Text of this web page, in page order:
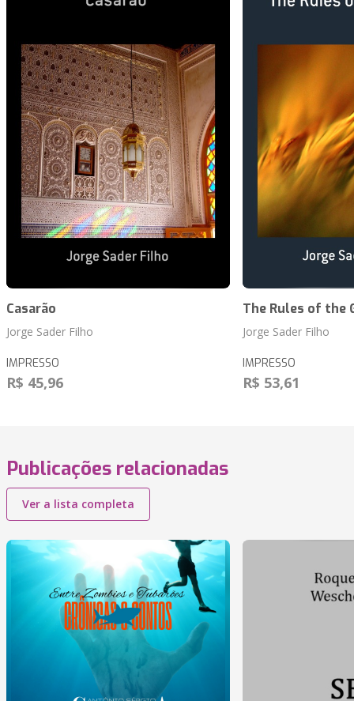
Casarão
Jorge Sader Filho
IMPRESSO
R$ 45,96
The Rules of the
Jorge Sader Filho
IMPRESSO
R$ 53,61
Publicações relacionadas
Ver a lista completa